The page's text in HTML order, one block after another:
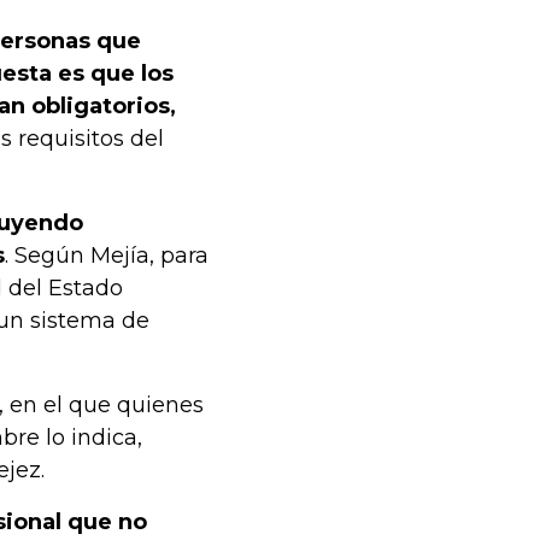
que
es que los
obligatorios,
requisitos del
. Según Mejía, para
Estado
sistema de
en el que quienes
lo indica,
que no